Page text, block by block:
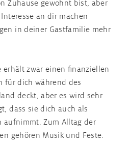
Zuhause gewohnt bist, aber
an dir machen
in deiner Gastfamilie mehr
erhält zwar einen finanziellen
für dich während des
deckt, aber es wird sehr
dass sie dich auch als
aufnimmt. Zum Alltag der
gehören Musik und Feste.